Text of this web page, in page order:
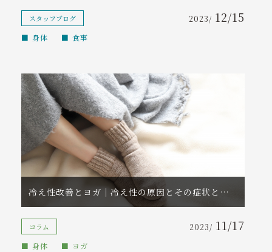
スタッフブログ 2023/ 12/15
身体 食事
コラム 2023/ 11/17
身体 ヨガ
冷え性改善とヨガ｜冷え性の原因とその症状とは？改善が期待できるヨガポーズと暮らしのヒントをご紹介